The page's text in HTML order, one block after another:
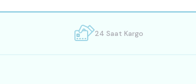
24 Saat Kargo